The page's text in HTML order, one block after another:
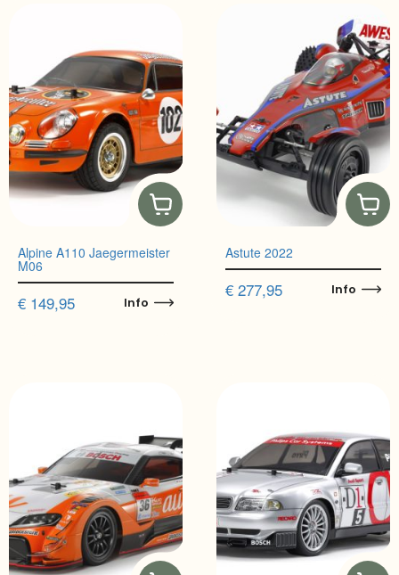
Alpine A110 Jaegermeister
M06
€ 149,95 Info
Astute 2022
€277,95 Info